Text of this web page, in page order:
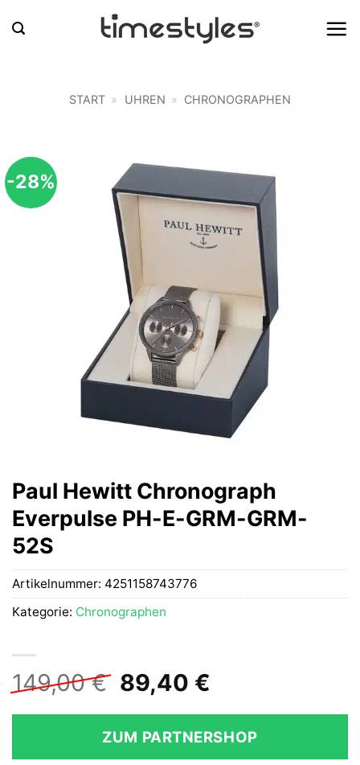
Inhalt
START » UHREN » CHRONOGRAPHEN
-28%
Paul Hewitt Chronograph
Everpulse PH-E-GRM-GRM-
52S
149,00€ Ursprünglicher
Preis
war:
149,00 €
89,40 €
ist:
89,40 €.
ZUM PARTNERSHOP
Artikelnummer: 4251158743776
Kategorie: Chronographen